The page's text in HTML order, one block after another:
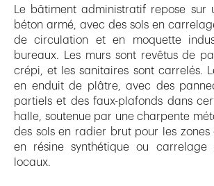
Le bâtiment administratif repose sur
béton armé, avec des sols en
de circulation et en moquette
bureaux. Les murs sont revêtus de
crépi, et les sanitaires sont carrelés.
en enduit de plâtre, avec des
partiels et des faux-plafonds dans
halle, soutenue par une charpente
des sols en radier brut pour les zones
en résine synthétique ou carrelage
locaux.